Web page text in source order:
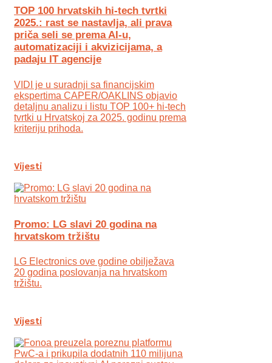
TOP 100 hrvatskih hi-tech tvrtki
2025.: rast se nastavlja, ali prava
priča seli se prema AI-u,
automatizaciji i akvizicijama, a
padaju IT agencije
VIDI je u suradnji sa financijskim
ekspertima CAPER/OAKLINS objavio
detaljnu analizu i listu TOP 100+ hi-tech
tvrtki u Hrvatskoj za 2025. godinu prema
kriteriju prihoda.
Vijesti
Promo: LG slavi 20 godina na
hrvatskom tržištu
LG Electronics ove godine obilježava
20 godina poslovanja na hrvatskom
tržištu.
Vijesti